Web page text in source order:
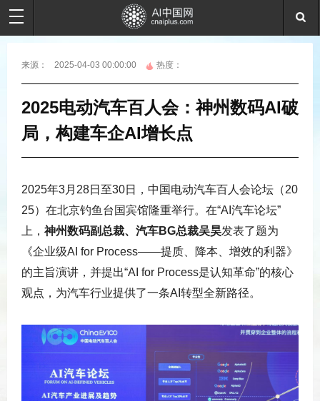
来源： 2025-04-03 00:00:00 热度：
2025电动汽车百人会：神州数码AI破
局，构建车企AI增长点
2025年3月28日至30日，中国电动汽车百人会论坛（20
25）在北京钓鱼台国宾馆隆重举行。在“AI汽车论坛”
上， 神州数码副总裁、汽车BG总裁吴昊发表了题为
《企业级AI for Process——提质、降本、增效的利器》
的主旨演讲，并提出“AI for Process是认知革命”的核心
观点，为汽车行业提供了一条AI转型全新路径。